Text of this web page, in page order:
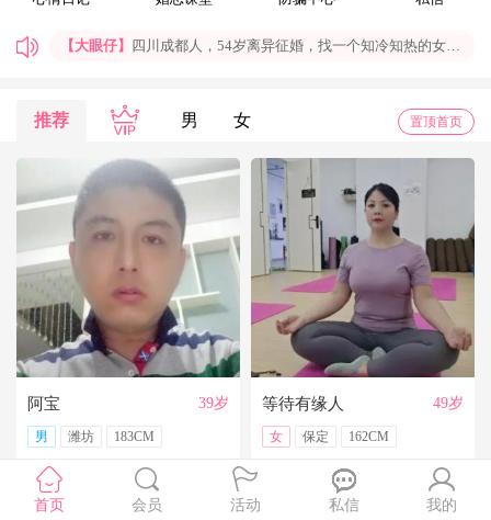
【大眼仔】
四川成都人，54岁离异征婚，找一个知冷知热的女人结婚过日子，非诚勿扰
【一米阳光】
上海征婚，找一位条件好点、能结婚的伴侣成家
【玉兰花】 山东济南本人，离异带一女儿，大龄男征婚，非诚勿扰。
【红玫】你再不来，我都老啦，个人诚征婚，限广西南宁
【乐园】
湖北蕲春离异大龄女征婚，找一个蕲春的、60岁上下的男士结婚，共同过日子，不诚勿扰
【携手到老】今天开通钻石会员了，给我来信吧，我能看到你的联系方式哦
【铭铭】
40岁未婚上海杨浦男征婚，外地人或者上海人都可以，不介意是否离异，三观合适即可，速与我联系。
【任子君】现居深圳罗湖区，44岁，离异，在深圳工作，找一个大方、善良，会疼爱人的女子做老婆，希望​‌‌能在这里遇见你，非诚勿扰。
【张小英】想找一个心动的人
推荐 男 女 置顶首页
阿宝 39岁
男 潍坊 183CM
等待有缘人 49岁
女 保定 162CM
首页 会员 活动 私信 我的